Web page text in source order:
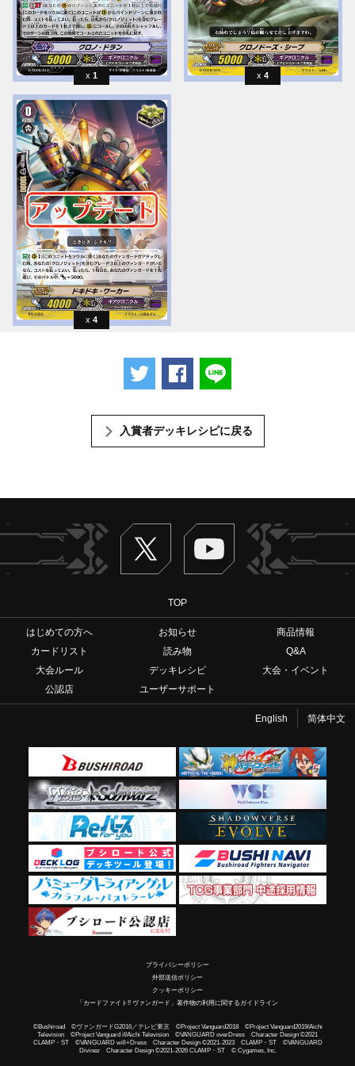
1 4
4
ツイートするFacebookでシェアする
入賞者デッキレシピに戻る
Twitter ヴァンガードch
TOP
はじめての方へ お知らせ
商品情報
カードリスト
読み物
Q&A
大会ルール
デッキレシピ
大会・イベント
公認店
ユーザーサポート
English 简体中文
プライバシーポリシー
外部送信ポリシー
クッキーポリシー
「カードファイト!! ヴァンガード」著作物の利用に関するガイドライン
©Bushiroad ©ヴァンガードG2016／テレビ東京 ©Project Vanguard2018 ©Project Vanguard2019/Aichi
Television ©Project Vanguard if/Aichi Television ©VANGUARD overDress Character Design ©2021
CLAMP・ST ©VANGUARD will+Dress Character Design ©2021-2023 CLAMP・ST ©VANGUARD
Divinez Character Design ©2021-2026 CLAMP・ST © Cygames, Inc.